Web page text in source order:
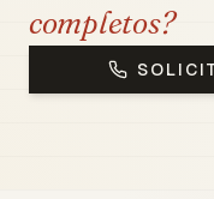
completos?